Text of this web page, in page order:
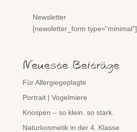
Newsletter
[newsletter_form type="minimal"]
Neueste Beiträge
Für Allergiegeplagte
Portrait | Vogelmiere
Knospen – so klein. so stark.
Naturkosmetik in der 4. Klasse